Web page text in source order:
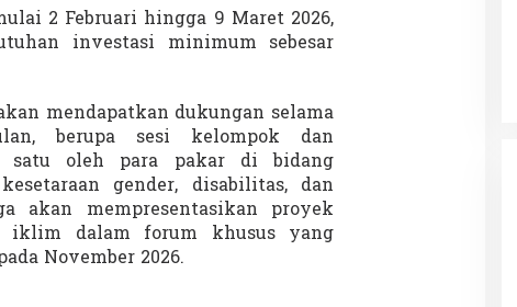
2 Februari hingga 9 Maret 2026,
investasi minimum sebesar
mendapatkan dukungan selama
berupa sesi kelompok dan
satu oleh para pakar di bidang
gender, disabilitas, dan
akan mempresentasikan proyek
iklim dalam forum khusus yang
November 2026.
Kerajaan Siak
Istimewa Riau
Dinner Bareng Aldy Gagal, Fans
Kecewa Kini Refund Mulai Dibuka